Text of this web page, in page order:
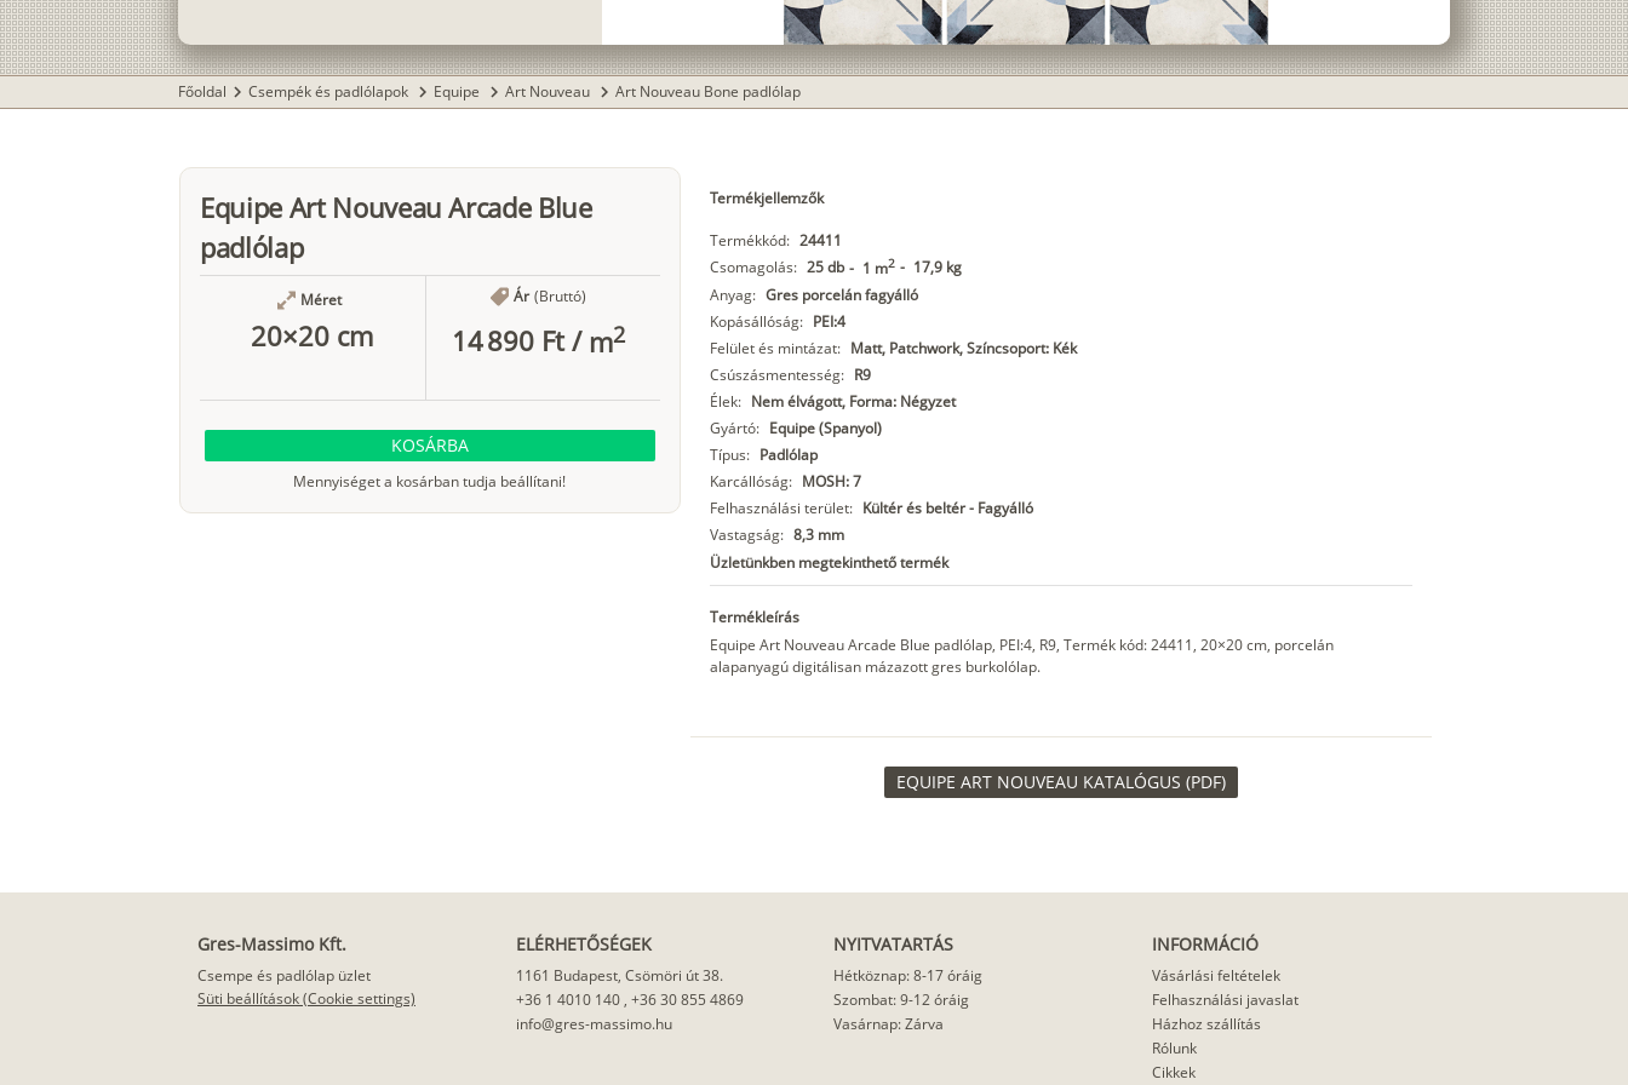
Főoldal chevron_right Csempék és padlólapok chevron_right Equipe chevron_right Art Nouveau chevron_right Art Nouveau Bone padlólap
Equipe Art Nouveau Arcade Blue
padlólap
Méret
20×20 cm
Ár (Bruttó)
14 890 Ft/ m2
KOSÁRBA
Mennyiséget a kosárban tudja beállítani!
Termékjellemzők
Termékkód: 24411
Csomagolás: 25 db - 1 m2 - 17,9 kg
Anyag: Gres porcelán fagyálló
Kopásállóság: PEI:4
Felület és mintázat: Matt, Patchwork, Színcsoport: Kék
Csúszásmentesség: R9
Élek: Nem élvágott, Forma: Négyzet
Gyártó: Equipe (Spanyol)
Típus: Padlólap
Karcállóság: MOSH: 7
Felhasználási terület: Kültér és beltér - Fagyálló
Vastagság: 8,3 mm
Üzletünkben megtekinthető termék
Termékleírás
Equipe Art Nouveau Arcade Blue padlólap, PEI:4, R9, Termék kód: 24411, 20×20 cm, porcelán
alapanyagú digitálisan mázazott gres burkolólap.
EQUIPE ART NOUVEAU KATALÓGUS (PDF)
Gres-Massimo Kft.
Csempe és padlólap üzlet
Süti beállítások (Cookie settings)
ELÉRHETŐSÉGEK
1161 Budapest, Csömöri út 38.
+36 1 4010 140, +36 30 855 4869
info@gres-massimo.hu
NYITVATARTÁS
Hétköznap: 8-17 óráig
Szombat: 9-12 óráig
Vasárnap: Zárva
INFORMÁCIÓ
Vásárlási feltételek
Felhasználási javaslat
Házhoz szállítás
Rólunk
Cikkek